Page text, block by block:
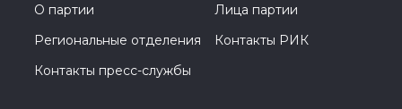
О партии
Лица партии
Региональные отделения
Контакты РИК
Контакты пресс-службы